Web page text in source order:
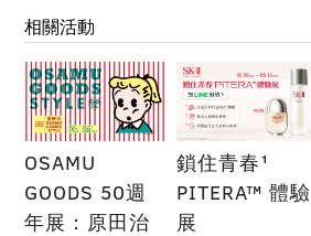
相關活動
OSAMU
GOODS 50週
年展：原田治
鎖住青春¹
PITERA™ 體驗
展